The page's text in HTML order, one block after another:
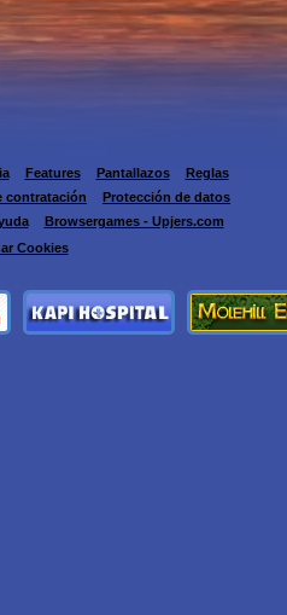
Features Pantallazos
Reglas
contratación
Protección de datos
Browsergames - Upjers.com
Cookies